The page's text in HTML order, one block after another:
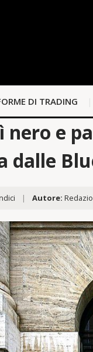
DI TRADING
nero e
dalle
| Autore: